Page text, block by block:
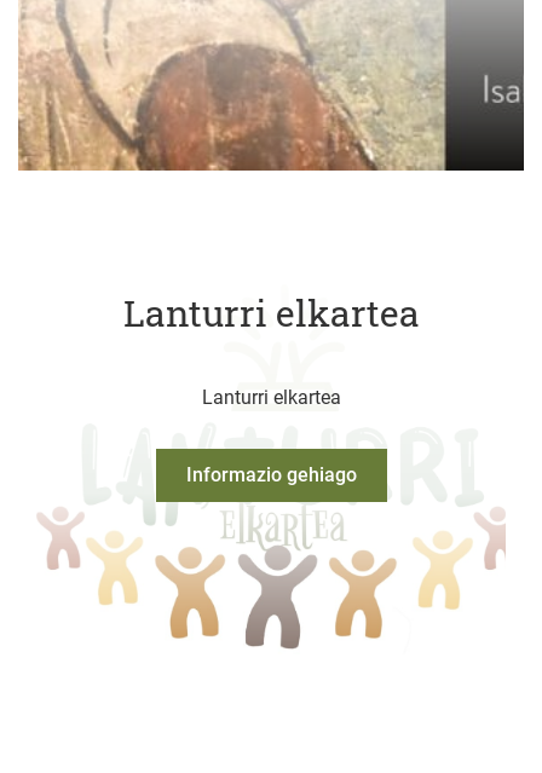
Lanturri elkartea
Lanturri elkartea
Informazio gehiago